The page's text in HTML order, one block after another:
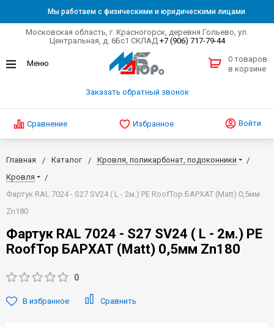
Мы работаем с физическими и юридическими лицами
Московская область, г. Красногорск, деревня Гольево, ул.
Центральная, д. 6Бс1 СКЛАД +7 (906) 717-79-44
Заказать обратный звонок
0 товаров
в корзине
Сравнение Избранное Войти
Главная Каталог
Кровля, поликарбонат, подоконники
Кровля
Фартук RAL 7024 - S27 SV24 ( L - 2м.) PE RoofTop БАРХАТ (Matt) 0,5мм
Zn180
Фартук RAL 7024 - S27 SV24 ( L - 2м.) PE
RoofTop БАРХАТ (Matt) 0,5мм Zn180
0
В избранное Сравнить